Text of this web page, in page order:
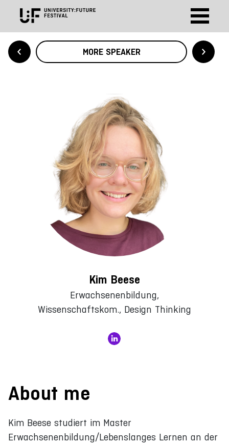
MORE SPEAKER
Kim Beese
Erwachsenenbildung,
Wissenschaftskom., Design Thinking
About me
Kim Beese studiert im Master
Erwachsenenbildung/Lebenslanges Lernen an der